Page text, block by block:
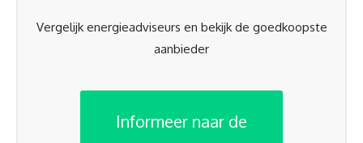
Vergelijk energieadviseurs en bekijk de goedkoopste
aanbieder
Informeer naar de